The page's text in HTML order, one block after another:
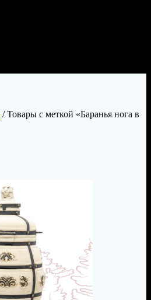
/ Товары с меткой «Баранья нога в